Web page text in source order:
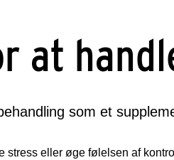
at
som et
stress eller øge følelsen af